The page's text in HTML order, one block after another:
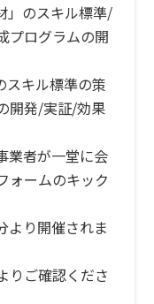
」のスキル標準/
プログラムの開
スキル標準の策
開発/実証/効果
業者が一堂に会
ォームのキック
より開催されま
りご確認くださ